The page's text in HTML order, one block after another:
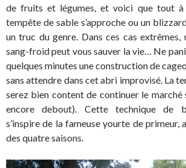
de fruits et légumes, et voici que tout à
tempête de sable s’approche ou un
un truc du genre. Dans ces cas extrêmes,
sang-froid peut vous sauver la vie… Ne
quelques minutes une construction de
sans attendre dans cet abri improvisé. La
serez bien content de continuer le marché
encore debout). Cette technique de
s’inspire de la fameuse yourte de primeur,
des quatre saisons.